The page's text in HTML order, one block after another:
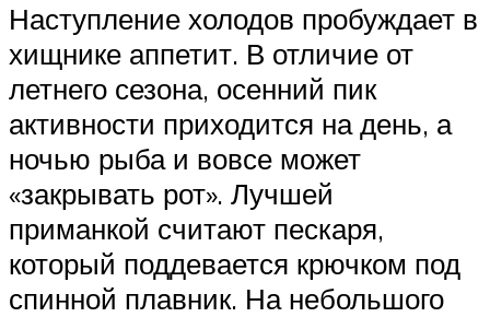
Наступление холодов пробуждает в
хищнике аппетит. В отличие от
летнего сезона, осенний пик
активности приходится на день, а
ночью рыба и вовсе может
«закрывать рот». Лучшей
приманкой считают пескаря,
который поддевается крючком под
спинной плавник. На небольшого